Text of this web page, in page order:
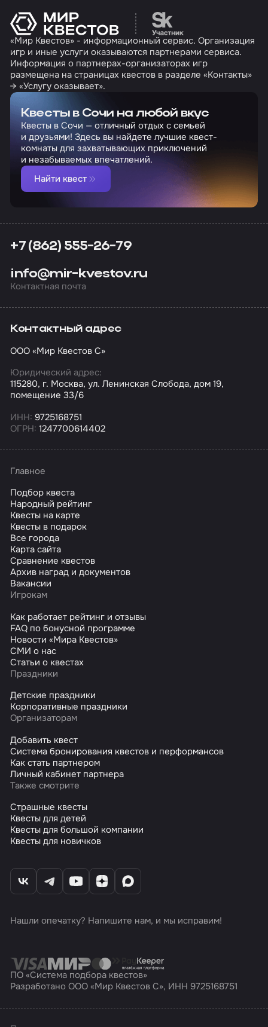
Перейти на сайт
«Мир Квестов» - информационный сервис. Организация
игр и иные услуги оказываются партнерами сервиса.
Информация о партнерах-организаторах игр
размещена на страницах квестов в разделе «Контакты»
→ «Услугу оказывает».
Квесты в Сочи на любой вкус
Квесты в Сочи — отличный отдых с семьей
и друзьями! Здесь вы найдете лучшие квест-
комнаты для захватывающих приключений
и незабываемых впечатлений.
Найти квест
+7 (862) 555-26-79
info@mir-kvestov.ru
Контактная почта
Контактный адрес
ООО «Мир Квестов С»
Юридический адрес:
115280, г. Москва, ул. Ленинская Слобода, дом 19,
помещение 33/6
ИНН: 9725168751
ОГРН: 1247700614402
Главное
Подбор квеста
Народный рейтинг
Квесты на карте
Квесты в подарок
Все города
Карта сайта
Сравнение квестов
Архив наград и документов
Вакансии
Игрокам
Как работает рейтинг и отзывы
FAQ по бонусной программе
Новости «Мира Квестов»
СМИ о нас
Статьи о квестах
Праздники
Детские праздники
Корпоративные праздники
Организаторам
Добавить квест
Система бронирования квестов и перформансов
Как стать партнером
Личный кабинет партнера
Также смотрите
Страшные квесты
Квесты для детей
Квесты для большой компании
Квесты для новичков
Нашли опечатку? Напишите нам, и мы исправим!
ПО «Система подбора квестов»
Разработано ООО «Мир Квестов С», ИНН 9725168751